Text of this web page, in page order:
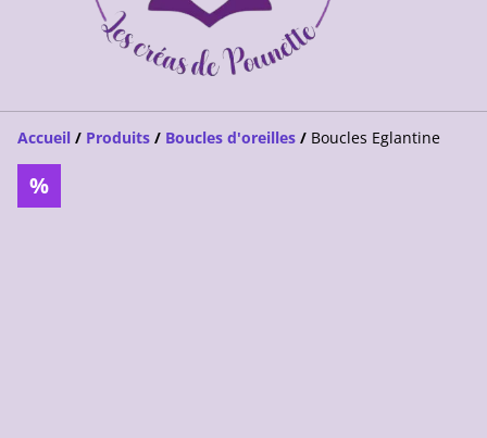
Accueil / Produits / Boucles d'oreilles / Boucles Eglantine
%